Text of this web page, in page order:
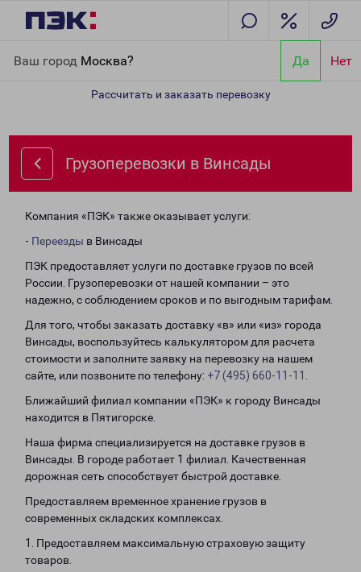
Ваш город Москва? Да Нет
Рассчитать и заказать перевозку
Грузоперевозки в Винсады
Компания «ПЭК» также оказывает услуги:
- Переезды в Винсады
ПЭК предоставляет услуги по доставке грузов по всей
России. Грузоперевозки от нашей компании – это
надежно, с соблюдением сроков и по выгодным тарифам.
Для того, чтобы заказать доставку «в» или «из» города
Винсады, воспользуйтесь калькулятором для расчета
стоимости и заполните заявку на перевозку на нашем
сайте, или позвоните по телефону: +7 (495) 660-11-11
Ближайший филиал компании «ПЭК» к городу Винсады
находится в Пятигорске.
Наша фирма специализируется на доставке грузов в
Винсады. В городе работает 1 филиал. Качественная
дорожная сеть способствует быстрой доставке.
Предоставляем временное хранение грузов в
современных складских комплексах.
1. Предоставляем максимальную страховую защиту
товаров.